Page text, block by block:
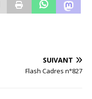
SUIVANT
Flash Cadres n°827